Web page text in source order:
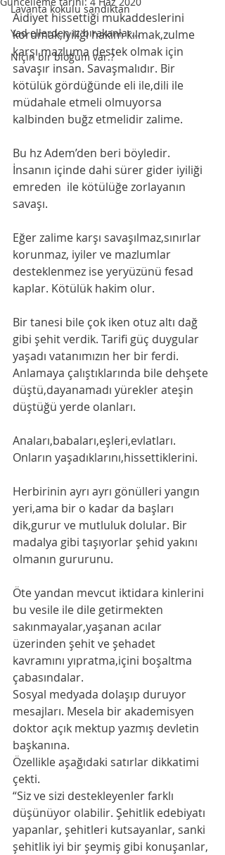
Lavanta kokulu sandıktan
Yad ellerden iz bırakanlar...
Niçin bir bloğum var.?
Aidiyet hissettiği mukaddeslerini
korumak,iyiliği hakim kılmak,zulme
karşı mazluma destek olmak için
savaşır insan. Savaşmalıdır. Bir
kötülük gördüğünde eli ile,dili ile
müdahale etmeli olmuyorsa
kalbinden buğz etmelidir zalime.
Bu hz Adem’den beri böyledir.
İnsanın içinde dahi sürer gider iyiliği
emreden  ile kötülüğe zorlayanın
savaşı.
Eğer zalime karşı savaşılmaz,sınırlar
korunmaz, iyiler ve mazlumlar
desteklenmez ise yeryüzünü fesad
kaplar. Kötülük hakim olur.
Bir tanesi bile çok iken otuz altı dağ
gibi şehit verdik. Tarifi güç duygular
yaşadı vatanımızın her bir ferdi.
Anlamaya çalıştıklarında bile dehşete
düştü,dayanamadı yürekler ateşin
düştüğü yerde olanları.
Anaları,babaları,eşleri,evlatları.
Onların yaşadıklarını,hissettiklerini.
Herbirinin ayrı ayrı gönülleri yangın
yeri,ama bir o kadar da başları
dik,gurur ve mutluluk dolular. Bir
madalya gibi taşıyorlar şehid yakını
olmanın gururunu.
Öte yandan mevcut iktidara kinlerini
bu vesile ile dile getirmekten
sakınmayalar,yaşanan acılar
üzerinden şehit ve şehadet
kavramını yıpratma,içini boşaltma
çabasındalar.
Sosyal medyada dolaşıp duruyor
mesajları. Mesela bir akademisyen
doktor açık mektup yazmış devletin
başkanına.
Özellikle aşağıdaki satırlar dikkatimi
çekti.
“Siz ve sizi destekleyenler farklı
düşünüyor olabilir. Şehitlik edebiyatı
yapanlar, şehitleri kutsayanlar, sanki
şehitlik iyi bir şeymiş gibi konuşanlar,